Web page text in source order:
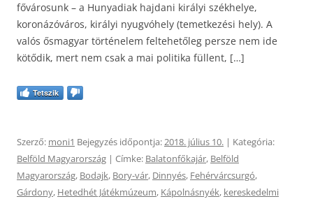
fővárosunk – a Hunyadiak hajdani királyi székhelye,
koronázóváros, királyi nyugvóhely (temetkezési hely). A
valós ősmagyar történelem feltehetőleg persze nem ide
kötődik, mert nem csak a mai politika füllent, […]
Tetszik
Szerző: moni1 Bejegyzés időpontja:2018. július 10. | Kategória:
Belföld Magyarország | Címke: Balatonfőkajár, Belföld
Magyarország, Bodajk, Bory-vár, Dinnyés, Fehérvárcsurgó,
Gárdony, Hetedhét Játékmúzeum, Kápolnásnyék, kereskedelmi